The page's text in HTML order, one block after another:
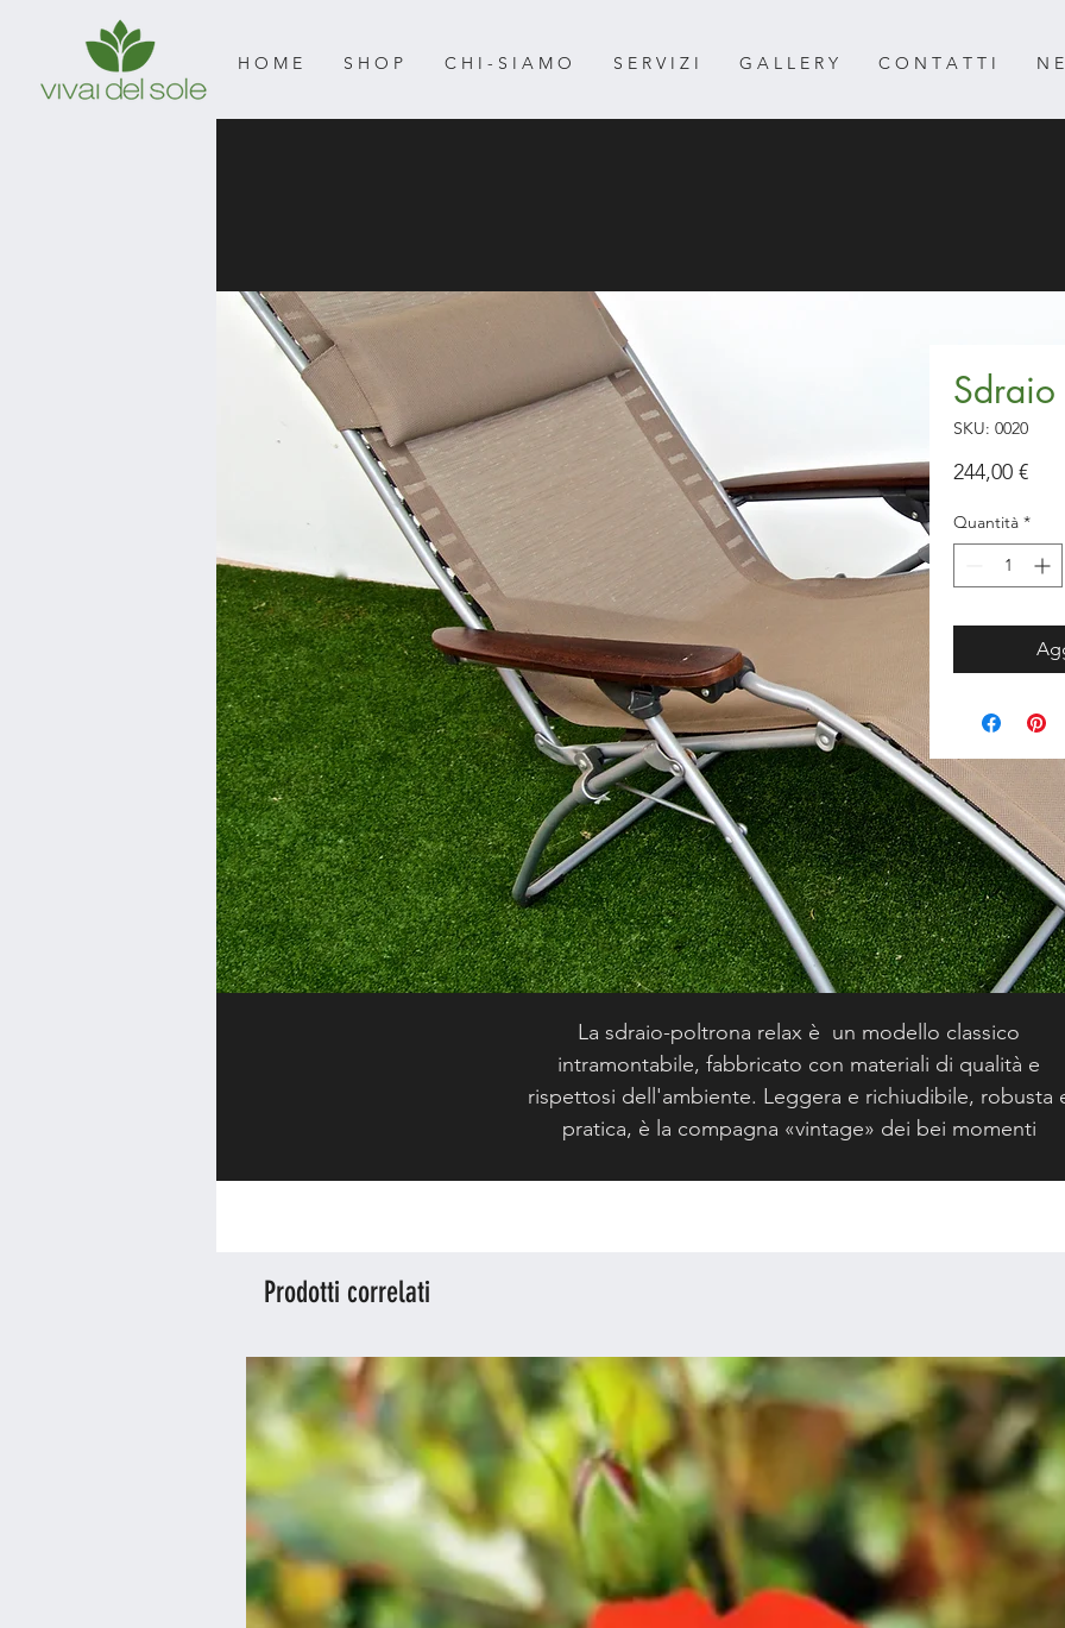
H O M E S H O P C H I - S I A M O S E R V I Z I G A L L E R Y C O N T A T T I N
Sdraio
SKU: 0020
244,00 €
Quantità *
La sdraio-poltrona relax è un modello classico
intramontabile, fabbricato con materiali di qualità e
rispettosi dell'ambiente. Leggera e richiudibile, robusta
pratica, è la compagna «vintage» dei bei momenti
Prodotti correlati